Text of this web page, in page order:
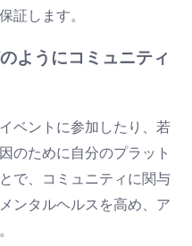
証します。
ようにコミュニティ
ベントに参加したり、若
のために自分のプラット
で、コミュニティに関与
ンタルヘルスを高め、ア